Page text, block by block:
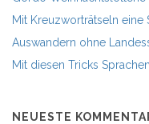
Mit Kreuzworträtseln eine
Auswandern ohne
Mit diesen Tricks
NEUESTE